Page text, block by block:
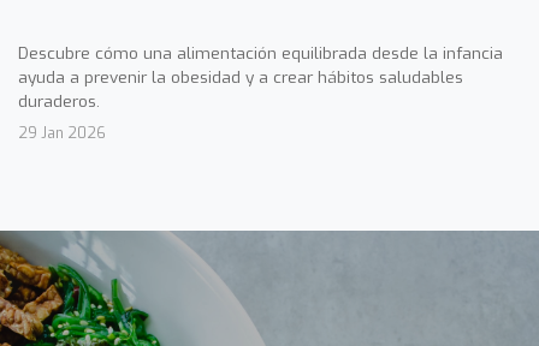
Descubre cómo una alimentación equilibrada desde la infancia
ayuda a prevenir la obesidad y a crear hábitos saludables
duraderos.
29 Jan 2026